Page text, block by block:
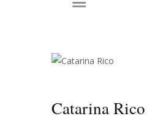
Catarina Rico